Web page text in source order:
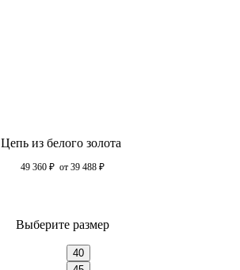
Цепь из белого золота
49 360 ₽ от 39 488 ₽
Выберите размер
40